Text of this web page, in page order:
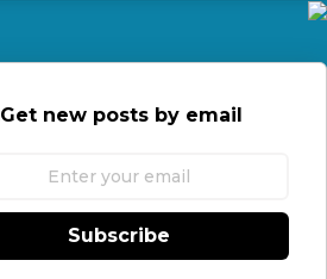
Get new posts by email:
Subscribe